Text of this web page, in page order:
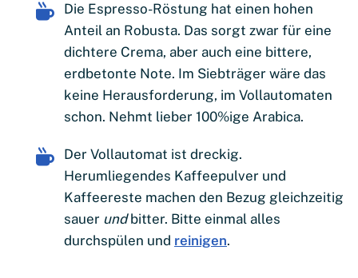
Die Espresso-Röstung hat einen hohen
Anteil an Robusta. Das sorgt zwar für eine
dichtere Crema, aber auch eine bittere,
erdbetonte Note. Im Siebträger wäre das
keine Herausforderung, im Vollautomaten
schon. Nehmt lieber 100%ige Arabica.
Der Vollautomat ist dreckig.
Herumliegendes Kaffeepulver und
Kaffeereste machen den Bezug gleichzeitig
sauer undbitter. Bitte einmal alles
durchspülen und reinigen.